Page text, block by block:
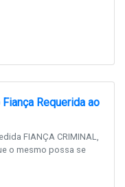
Requerida ao
FIANÇA CRIMINAL,
o mesmo possa se